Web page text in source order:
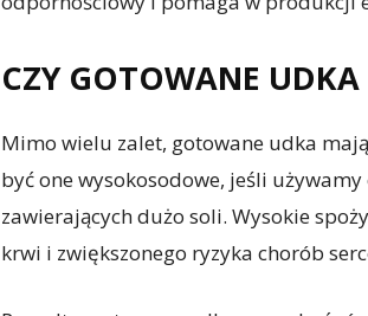
CZY GOTOWANE
Mimo wielu zalet, gotowane udka
być one wysokosodowe, jeśli
zawierających dużo soli. Wysokie
krwi i zwiększonego ryzyka chorób